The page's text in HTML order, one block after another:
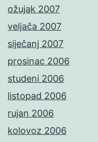
ožujak 2007
veljača 2007
siječanj 2007
prosinac 2006
studeni 2006
listopad 2006
rujan 2006
kolovoz 2006